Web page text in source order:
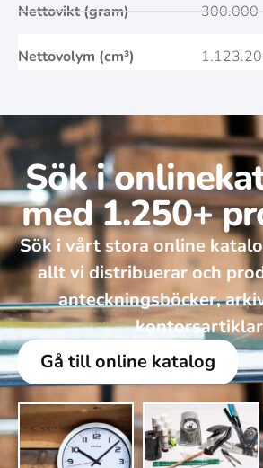
Nettovikt (gram)
Nettovolym (cm³)
300.000
Sök i
med 1.250+
Sök i vårt stora online
allt vi distribuerar och
anteckningsböcker,
Gå till online katalog